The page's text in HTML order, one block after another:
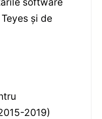
și de
2019)